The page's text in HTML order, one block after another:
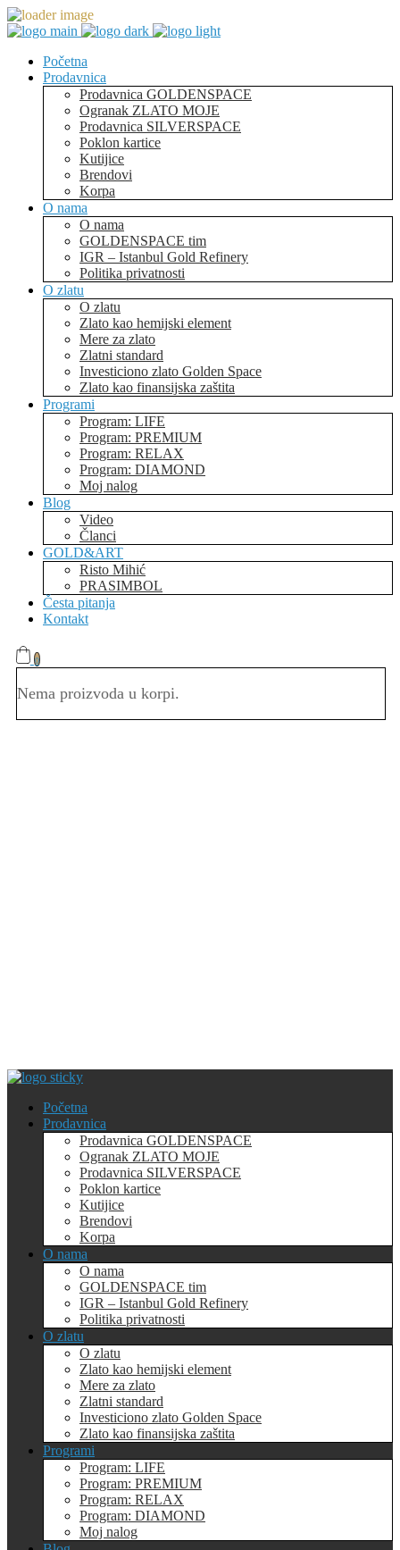
Početna
Prodavnica
Prodavnica GOLDENSPACE
Ogranak ZLATO MOJE
Prodavnica SILVERSPACE
Poklon kartice
Kutijice
Brendovi
Korpa
O nama
O nama
GOLDENSPACE tim
IGR – Istanbul Gold Refinery
Politika privatnosti
O zlatu
O zlatu
Zlato kao hemijski element
Mere za zlato
Zlatni standard
Investiciono zlato Golden Space
Zlato kao finansijska zaštita
Programi
Program: LIFE
Program: PREMIUM
Program: RELAX
Program: DIAMOND
Moj nalog
Blog
Video
Članci
GOLD&ART
Risto Mihić
PRASIMBOL
Česta pitanja
Kontakt
0
Nema proizvoda u korpi.
Početna
Prodavnica
Prodavnica GOLDENSPACE
Ogranak ZLATO MOJE
Prodavnica SILVERSPACE
Poklon kartice
Kutijice
Brendovi
Korpa
O nama
O nama
GOLDENSPACE tim
IGR – Istanbul Gold Refinery
Politika privatnosti
O zlatu
O zlatu
Zlato kao hemijski element
Mere za zlato
Zlatni standard
Investiciono zlato Golden Space
Zlato kao finansijska zaštita
Programi
Program: LIFE
Program: PREMIUM
Program: RELAX
Program: DIAMOND
Moj nalog